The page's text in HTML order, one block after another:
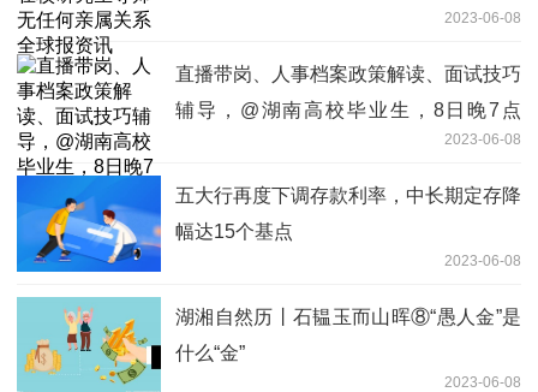
2023-06-08
直播带岗、人事档案政策解读、面试技巧
辅导，@湖南高校毕业生，8日晚7点
30“就业在线”与你“有约”_世界最新2023-06-08
五大行再度下调存款利率，中长期定存降
幅达15个基点
2023-06-08
湖湘自然历丨石韫玉而山晖⑧“愚人金”是
什么“金”
2023-06-08